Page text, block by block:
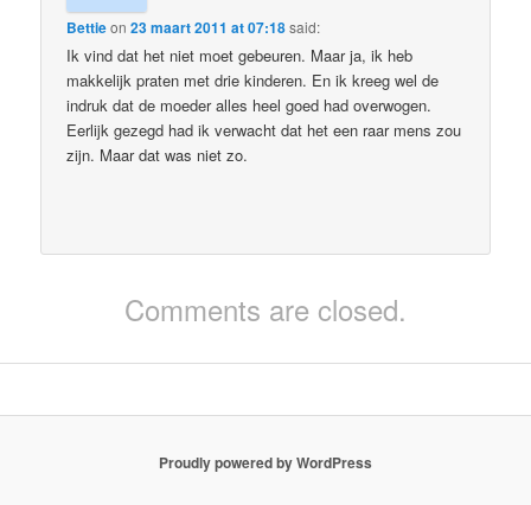
Bettieon23 maart 2011 at 07:18said:
Ik vind dat het niet moet gebeuren. Maar ja, ik heb
makkelijk praten met drie kinderen. En ik kreeg wel de
indruk dat de moeder alles heel goed had overwogen.
Eerlijk gezegd had ik verwacht dat het een raar mens zou
zijn. Maar dat was niet zo.
Comments are closed.
Proudly powered by WordPress